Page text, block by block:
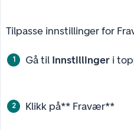
Tilpasse innstillinger for
Gå til Innstillinger i
Klikk på** Fravær**